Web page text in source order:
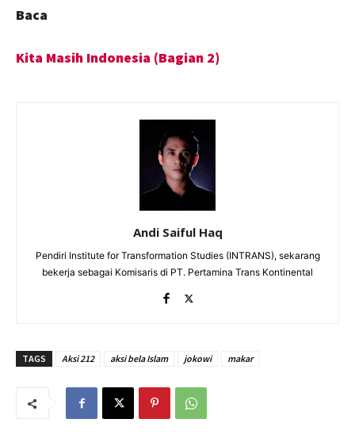
Baca
Kita Masih Indonesia (Bagian 2)
Andi Saiful Haq
Pendiri Institute for Transformation Studies (INTRANS), sekarang
bekerja sebagai Komisaris di PT. Pertamina Trans Kontinental
TAGS Aksi 212 aksi bela Islam jokowi makar